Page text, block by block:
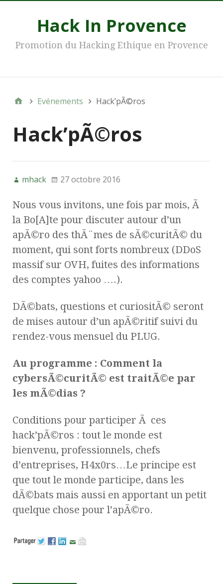
Hack In Provence
Promotion du Hacking Ethique en Provence
Evénements Hack’pÃ©ros
Hack’pÃ©ros
mhack 27 octobre 2016
Nous vous invitons, une fois par mois, Ã
la Bo[A]te pour discuter autour d’un
apÃ©ro des thÃ¨mes de sÃ©curitÃ© du
moment, qui sont forts nombreux (DDoS
massif sur OVH, fuites des informations
des comptes yahoo ….).
DÃ©bats, questions et curiositÃ© seront
de mises autour d’un apÃ©ritif suivi du
rendez-vous mensuel du PLUG.
Au programme : Comment la
cybersÃ©curitÃ© est traitÃ©e par
les mÃ©dias ?
Conditions pour participer Ã ces
hack’pÃ©ros : tout le monde est
bienvenu, professionnels, chefs
d’entreprises, H4x0rs…Le principe est
que tout le monde participe, dans les
dÃ©bats mais aussi en apportant un petit
quelque chose pour l’apÃ©ro.